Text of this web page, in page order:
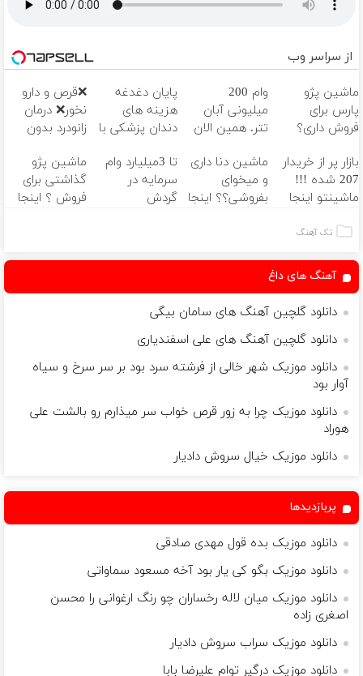
از سراسر وب
ماشین پژو
پارس برای
فروش داری؟
بفروشش
وام 200
میلیونی آبان
تتر. همین الان
پایان دغدغه
هزینه های
دندان پزشکی با
کننده خانگی
❌قرص‌ و دارو
نخور❌ درمان
زانودرد بدون
بازار پر از خریدار
207 شده !!!
ماشینتو اینجا
ماشین دنا داری
و میخوای
بفروشی؟؟ اینجا
تا 3میلیارد وام
سرمایه در
گردش
ماشین پژو
گذاشتی برای
فروش ؟ اینجا
تک آهنگ
آهنگ های داغ
دانلود گلچین آهنگ های سامان بیگی
دانلود گلچین آهنگ های علی اسفندیاری
دانلود موزیک شهر خالی از فرشته سرد بود بر سر سرخ و سیاه
آوار بود
دانلود موزیک چرا به زور قرص خواب سر میذارم رو بالشت علی
هوراد
دانلود موزیک خیال سروش دادیار
پربازدیدها
دانلود موزیک بده قول مهدی صادقی
دانلود موزیک بگو کی یار بود آخه مسعود سماواتى
دانلود موزیک میان لاله رخساران چو رنگ ارغوانی را محسن
اصغری زاده
دانلود موزیک سراب سروش دادیار
دانلود موزیک درگیر توام علیرضا بابا